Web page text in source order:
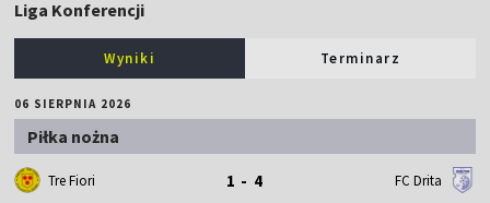
Liga Konferencji
Wyniki Terminarz
06 SIERPNIA 2026
Piłka nożna
Tre Fiori 1 - 4 FC Drita